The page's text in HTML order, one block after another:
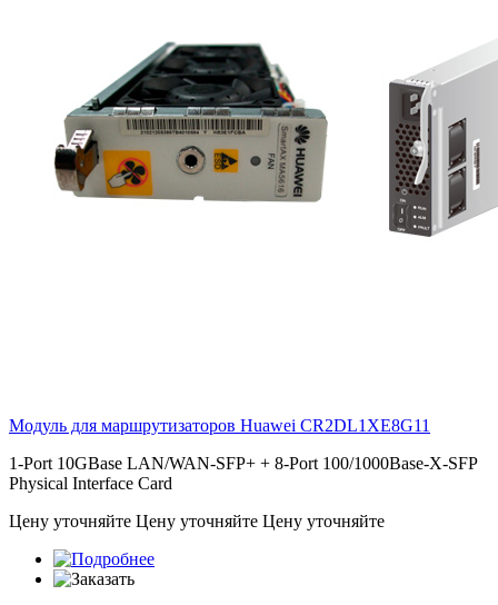
Модуль для маршрутизаторов Huawei CR2DL1XE8G11
1-Port 10GBase LAN/WAN-SFP+ + 8-Port 100/1000Base-X-SFP
Physical Interface Card
Цену уточняйте Цену уточняйте Цену уточняйте